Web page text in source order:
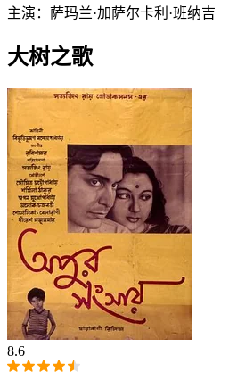
主演： 萨玛兰·加萨尔卡利·班纳吉
大树之歌
8.6